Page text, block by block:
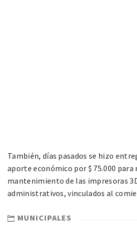
También, días pasados se hizo
aporte económico por $ 75.000 para
mantenimiento de las impresoras
administrativos, vinculados al
MUNICIPALES